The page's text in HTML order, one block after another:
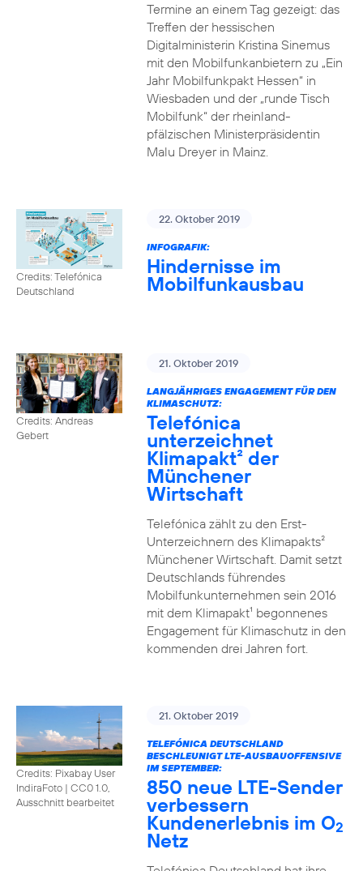
Termine an einem Tag gezeigt: das
Treffen der hessischen
Digitalministerin Kristina Sinemus
mit den Mobilfunkanbietern zu „Ein
Jahr Mobilfunkpakt Hessen“ in
Wiesbaden und der „runde Tisch
Mobilfunk“ der rheinland-
pfälzischen Ministerpräsidentin
Malu Dreyer in Mainz.
Credits: Telefónica
Deutschland
22. Oktober 2019
INFOGRAFIK:
Hindernisse im
Mobilfunkausbau
Credits: Andreas
Gebert
21. Oktober 2019
LANGJÄHRIGES ENGAGEMENT FÜR DEN
KLIMASCHUTZ:
Telefónica
unterzeichnet
Klimapakt² der
Münchener
Wirtschaft
Telefónica zählt zu den Erst-
Unterzeichnern des Klimapakts²
Münchener Wirtschaft. Damit setzt
Deutschlands führendes
Mobilfunkunternehmen sein 2016
mit dem Klimapakt¹ begonnenes
Engagement für Klimaschutz in den
kommenden drei Jahren fort.
Credits: Pixabay User
IndiraFoto | CC0 1.0,
Ausschnitt bearbeitet
21. Oktober 2019
TELEFÓNICA DEUTSCHLAND
BESCHLEUNIGT LTE-AUSBAUOFFENSIVE
IM SEPTEMBER:
850 neue LTE-Sender
verbessern
Kundenerlebnis im O2
Netz